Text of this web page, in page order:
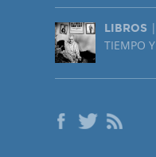
LIBROS
TIEMPO